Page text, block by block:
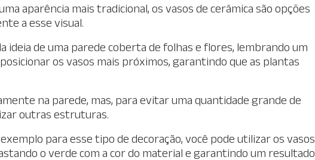
aparência mais tradicional, os vasos de cerâmica são opções
a esse visual.
ideia de uma parede coberta de folhas e flores, lembrando um
os vasos mais próximos, garantindo que as plantas
na parede, mas, para evitar uma quantidade grande de
outras estruturas.
para esse tipo de decoração, você pode utilizar os vasos
o verde com a cor do material e garantindo um resultado